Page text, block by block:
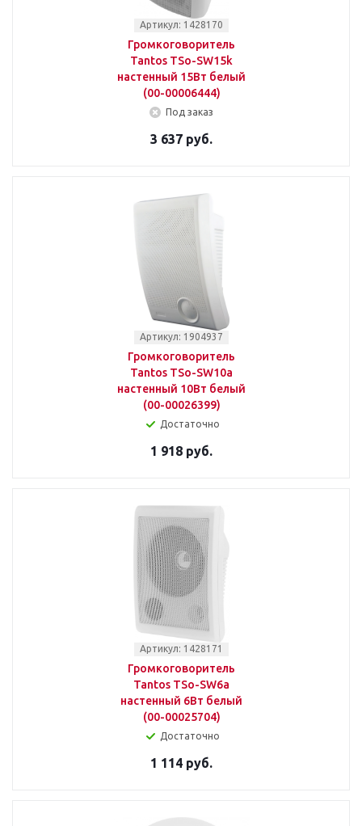
Артикул: 1428170
Громкоговоритель
Tantos TSo-SW15k
настенный 15Вт белый
(00-00006444)
Под заказ
3 637 руб.
Артикул: 1904937
Громкоговоритель
Tantos TSo-SW10a
настенный 10Вт белый
(00-00026399)
Достаточно
1 918 руб.
Артикул: 1428171
Громкоговоритель
Tantos TSo-SW6a
настенный 6Вт белый
(00-00025704)
Достаточно
1 114 руб.